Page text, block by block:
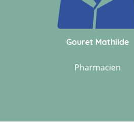
Gouret Mathilde
Pharmacien